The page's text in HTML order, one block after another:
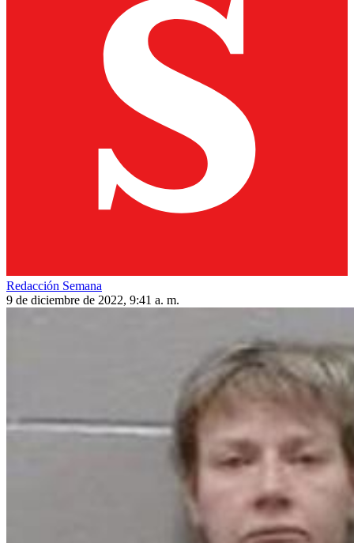
Redacción Semana
9 de diciembre de 2022, 9:41 a. m.